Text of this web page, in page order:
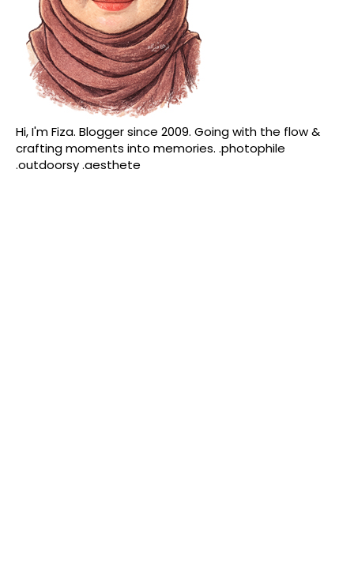
Hi, I'm Fiza. Blogger since 2009. Going with the flow &
crafting moments into memories. .photophile
.outdoorsy .aesthete